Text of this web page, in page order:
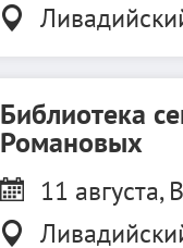
Библиотека
Романовых
11 августа,